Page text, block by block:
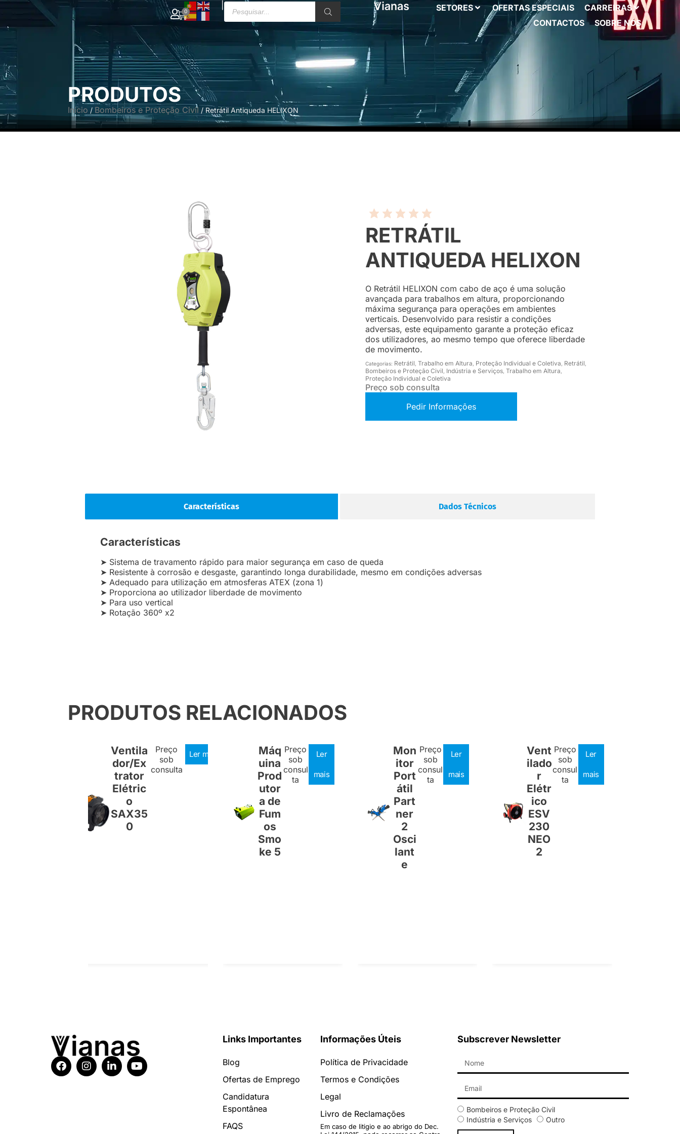
0 SETORES OFERTAS ESPECIAIS
CARREIRAS
CONTACTOS
SOBRE NÓS
PRODUTOS
Início / Bombeiros e Proteção Civil / Retrátil Antiqueda HELIXON
RETRÁTIL
ANTIQUEDA HELIXON
O Retrátil HELIXON com cabo de aço é uma solução
avançada para trabalhos em altura, proporcionando
máxima segurança para operações em ambientes
verticais. Desenvolvido para resistir a condições
adversas, este equipamento garante a proteção eficaz
dos utilizadores, ao mesmo tempo que oferece liberdade
de movimento.
Categorias: Retrátil, Trabalho em Altura, Proteção Individual e Coletiva, Retrátil,
Bombeiros e Proteção Civil, Indústria e Serviços, Trabalho em Altura,
Proteção Individual e Coletiva
Preço sob consulta
Pedir Informações
Características Dados Técnicos
Características
➤ Sistema de travamento rápido para maior segurança em caso de queda
➤ Resistente à corrosão e desgaste, garantindo longa durabilidade, mesmo em condições adversas
➤ Adequado para utilização em atmosferas ATEX (zona 1)
➤ Proporciona ao utilizador liberdade de movimento
➤ Para uso vertical
➤ Rotação 360º x2
PRODUTOS RELACIONADOS
Ventila
dor/Ex
trator
Elétric
o
SAX35
0
Preço
sob
consulta
Ler mais
Máq
uina
Prod
utor
a de
Fum
os
Smo
ke 5
Preço
sob
consul
ta
Ler
mais
Mon
itor
Port
átil
Part
ner
2
Osci
lant
e
Preço
sob
consul
ta
Ler
mais
Vent
ilado
r
Elétr
ico
ESV
230
NEO
2
Preço
sob
consul
ta
Ler
mais
Links Importantes
Blog
Ofertas de Emprego
Candidatura
Espontânea
FAQS
Informações Úteis
Política de Privacidade
Termos e Condições
Legal
Livro de Reclamações
Em caso de litigio e ao abrigo do Dec.
Subscrever Newsletter
Bombeiros e Proteção Civil
Indústria e Serviços
Outro